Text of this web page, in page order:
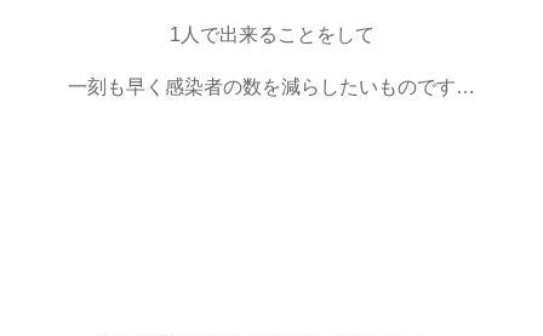
1人で出来ることをして
一刻も早く感染者の数を減らしたいものです…